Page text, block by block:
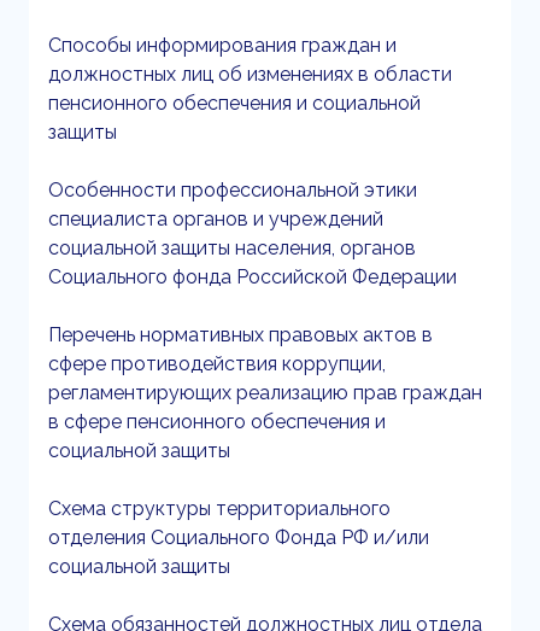
Способы информирования граждан и
должностных лиц об изменениях в области
пенсионного обеспечения и социальной
защиты
Особенности профессиональной этики
специалиста органов и учреждений
социальной защиты населения, органов
Социального фонда Российской Федерации
Перечень нормативных правовых актов в
сфере противодействия коррупции,
регламентирующих реализацию прав граждан
в сфере пенсионного обеспечения и
социальной защиты
Схема структуры территориального
отделения Социального Фонда РФ и/или
социальной защиты
Схема обязанностей должностных лиц отдела